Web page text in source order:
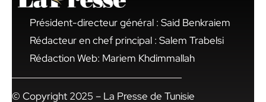
Président-directeur général : Said Benkraiem
Rédacteur en chef principal : Salem Trabelsi
Rédaction Web: Mariem Khdimmallah
© Copyright 2025 – La Presse de Tunisie